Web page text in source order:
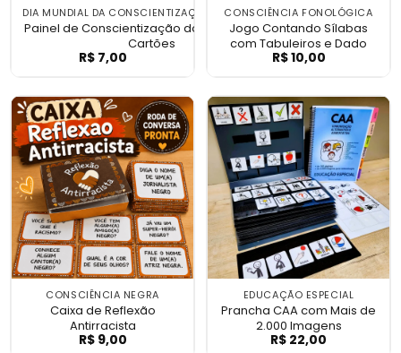
DIA MUNDIAL DA CONSCIENTIZAÇÃO DO AUTISMO
Painel de Conscientização do Autismo com
Cartões
Painel de Conscientização do Autismo
R$7,00
CONSCIÊNCIA FONOLÓGICA
Jogo Contando Sílabas
com Tabuleiros e Dado
Jogo Contando
R$10,00
CONSCIÊNCIA NEGRA
Caixa de Reflexão
Antirracista
Caixa de Reflexão Antirracista
R$9,00
EDUCAÇÃO ESPECIAL
Prancha CAA com Mais de
2.000 Imagens
Prancha CAA
R$ 22,00